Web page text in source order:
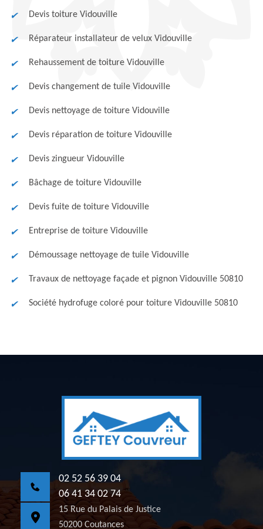
Devis toiture Vidouville
Réparateur installateur de velux Vidouville
Rehaussement de toiture Vidouville
Devis changement de tuile Vidouville
Devis nettoyage de toiture Vidouville
Devis réparation de toiture Vidouville
Devis zingueur Vidouville
Bâchage de toiture Vidouville
Devis fuite de toiture Vidouville
Entreprise de toiture Vidouville
Démoussage nettoyage de tuile Vidouville
Travaux de nettoyage façade et pignon Vidouville 50810
Société hydrofuge coloré pour toiture Vidouville 50810
02 52 56 39 04
06 41 34 02 74
15 Rue du Palais de Justice
50200 Coutances